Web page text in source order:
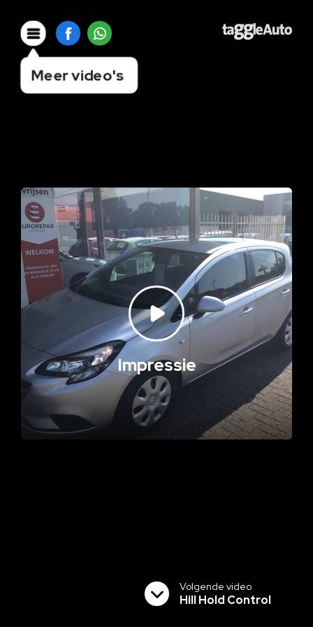
Impressie
Volgende video
Hill Hold Control
Meer video's